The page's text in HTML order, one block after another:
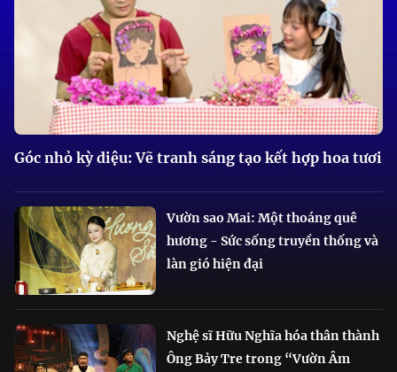
Góc nhỏ kỳ diệu: Vẽ tranh sáng tạo kết hợp hoa tươi
Vườn sao Mai: Một thoáng quê
hương - Sức sống truyền thống và
làn gió hiện đại
Nghệ sĩ Hữu Nghĩa hóa thân thành
Ông Bảy Tre trong “Vườn Âm